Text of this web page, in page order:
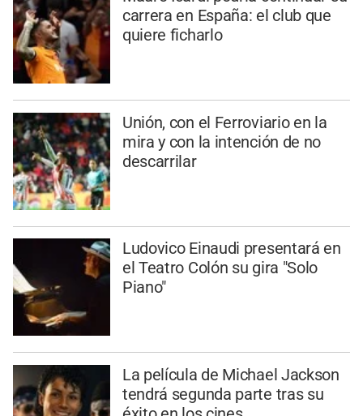
carrera en España: el club que
quiere ficharlo
Unión, con el Ferroviario en la
mira y con la intención de no
descarrilar
Ludovico Einaudi presentará en
el Teatro Colón su gira "Solo
Piano"
La película de Michael Jackson
tendrá segunda parte tras su